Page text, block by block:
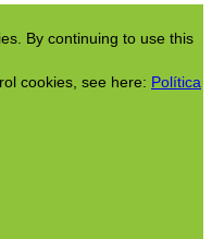
By continuing to use this
cookies, see here: Política